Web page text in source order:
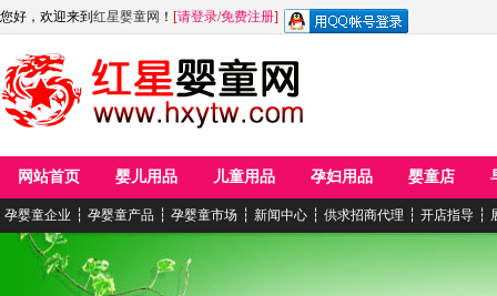
您好，欢迎来到 红星婴童网 ！ [请登录/免费注册]
网站首页 婴儿用品 儿童用品 孕妇用品 婴童店
孕婴童企业 ┆ 孕婴童产品 ┆ 孕婴童市场 ┆ 新闻中心 ┆ 供求招商代理 ┆ 开店指导 ┆